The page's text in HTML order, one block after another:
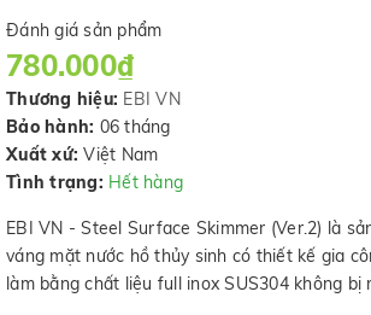
Đánh giá sản phẩm
780.000₫
Thương hiệu: EBI VN
Bảo hành: 06 tháng
Xuất xứ: Việt Nam
Tình trạng: Hết hàng
EBI VN - Steel Surface Skimmer (Ver.2) là
váng mặt nước hồ thủy sinh có thiết kế gia
làm bằng chất liệu full inox SUS304 không bị